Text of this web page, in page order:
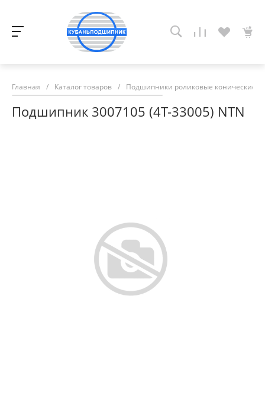
Главная / Каталог товаров / Подшипники роликовые конические
Подшипник 3007105 (4T-33005) NTN